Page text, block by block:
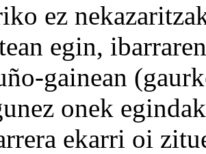
ez
egin,
gainean
onek
ekarri oi